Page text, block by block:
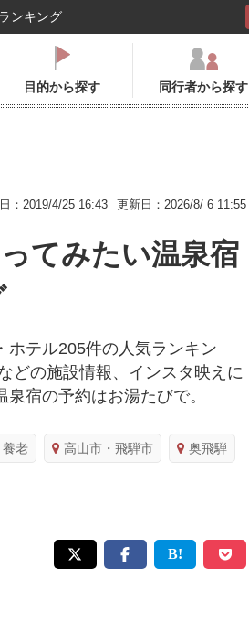
ンキング
目的から探す 同行者から探す
：2019/4/25 16:43 更新日：2026/8/ 6 11:55
てみたい温泉宿
ホテル205件の人気ランキン
どの施設情報、インスタ映えに
宿の予約はお湯たびで。
養老 高山市・飛騨市 奥飛騨